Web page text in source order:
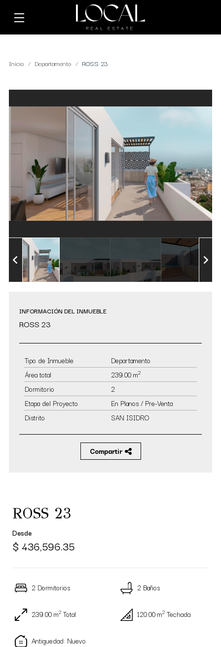
Inicio Departamento ROSS 23
INFORMACIÓN DEL INMUEBLE
ROSS 23
Tipo de Inmueble
Departamento
Área total
239.00 m2
Dormitorio
2
Etapa del Proyecto
En Planos / Pre-Venta
Distrito
SAN ISIDRO
Compartir
ROSS 23
Desde
$ 436,596.35
2 Dormitorios 2 Baños
239.00 m2 Total 120.00 m2 Techada
Antiguedad: Nuevo